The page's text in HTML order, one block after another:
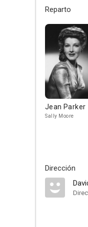
Reparto
Jean Parker
Sally Moore
Dirección